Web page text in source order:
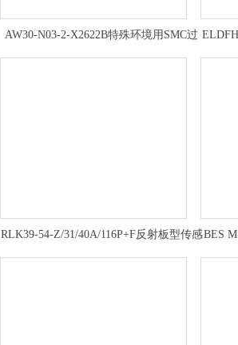
AW30-N03-2-X2622B特殊环境用SMC过
RLK39-54-Z/31/40A/116P+F反射板型传感BES